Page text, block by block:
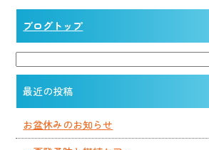
ブログトップ
最近の投稿
お盆休みのお知らせ